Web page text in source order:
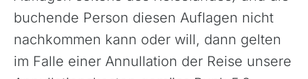
buchende Person diesen Auflagen nicht
nachkommen kann oder will, dann gelten
im Falle einer Annullation der Reise unsere
Baltikum (Estland, Lettland, Litauen)
Bikestationen
Bulgarien